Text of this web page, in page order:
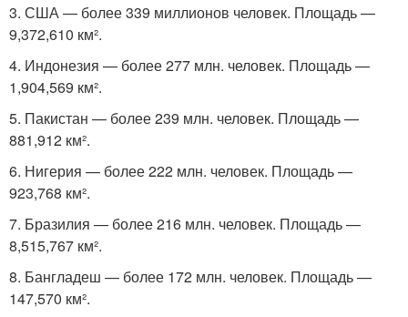
3. США — более 339 миллионов человек. Площадь —
9,372,610 км².
4. Индонезия — более 277 млн. человек. Площадь —
1,904,569 км².
5. Пакистан — более 239 млн. человек. Площадь —
881,912 км².
6. Нигерия — более 222 млн. человек. Площадь —
923,768 км².
7. Бразилия — более 216 млн. человек. Площадь —
8,515,767 км².
8. Бангладеш — более 172 млн. человек. Площадь —
147,570 км².